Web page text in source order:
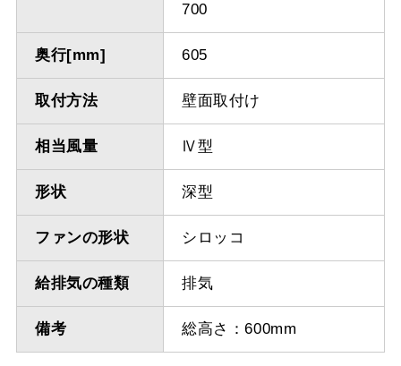
700
奥行[mm] 605
取付方法 壁面取付け
相当風量 Ⅳ型
形状 深型
ファンの形状 シロッコ
給排気の種類 排気
備考 総高さ：600mm